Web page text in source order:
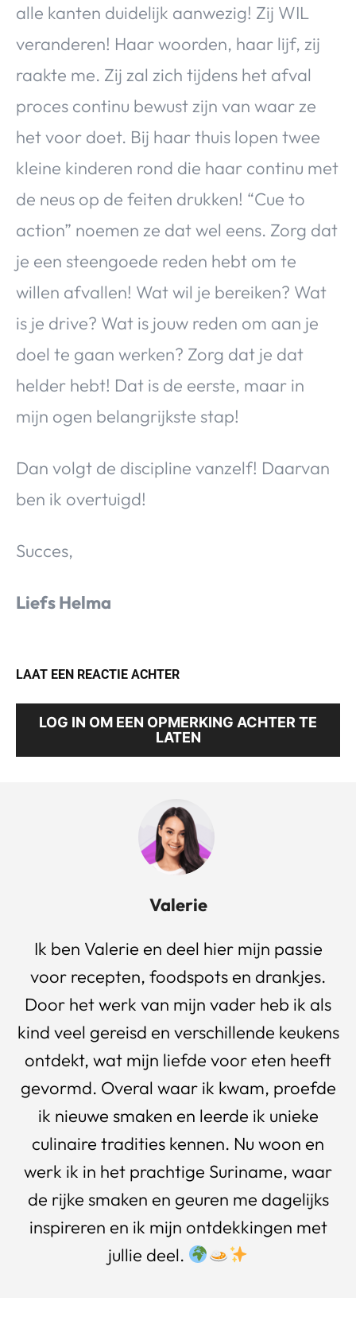
alle kanten duidelijk aanwezig! Zij WIL
veranderen! Haar woorden, haar lijf, zij
raakte me. Zij zal zich tijdens het afval
proces continu bewust zijn van waar ze
het voor doet. Bij haar thuis lopen twee
kleine kinderen rond die haar continu met
de neus op de feiten drukken! “Cue to
action” noemen ze dat wel eens. Zorg dat
je een steengoede reden hebt om te
willen afvallen! Wat wil je bereiken? Wat
is je drive? Wat is jouw reden om aan je
doel te gaan werken? Zorg dat je dat
helder hebt! Dat is de eerste, maar in
mijn ogen belangrijkste stap!
Dan volgt de discipline vanzelf! Daarvan
ben ik overtuigd!
Succes,
Liefs Helma
LAAT EEN REACTIE ACHTER
LOG IN OM EEN OPMERKING ACHTER TE
LATEN
Valerie
Ik ben Valerie en deel hier mijn passie
voor recepten, foodspots en drankjes.
Door het werk van mijn vader heb ik als
kind veel gereisd en verschillende keukens
ontdekt, wat mijn liefde voor eten heeft
gevormd. Overal waar ik kwam, proefde
ik nieuwe smaken en leerde ik unieke
culinaire tradities kennen. Nu woon en
werk ik in het prachtige Suriname, waar
de rijke smaken en geuren me dagelijks
inspireren en ik mijn ontdekkingen met
jullie deel.